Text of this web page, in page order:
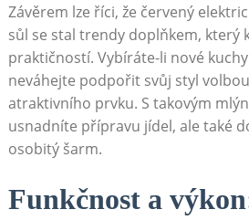
Závěrem ⁤lze říci, že červený
sůl ‌se stal trendy doplňkem,​ který‌
praktičností. Vybíráte-li​ nové
neváhejte podpořit ⁣svůj⁢ styl
atraktivního prvku. S takovým
usnadníte přípravu jídel, ale také⁢
osobitý⁢ šarm.
Funkčnost⁣ a